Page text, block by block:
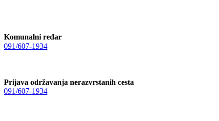
Komunalni redar
091/607-1934
Prijava održavanja nerazvrstanih cesta
091/607-1934